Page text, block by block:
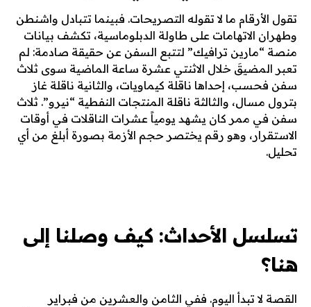
تقول الأرقام ما لا تقوله التصريحات. فبينما تتبادل واشنطن
وطهران الاتهامات على طاولة الدبلوماسية، تكشف بيانات
منصة “مارين ترافيك” لتتبع السفن عن حقيقة صادمة: لم
تعبر المضيقَ خلال الاثنتي عشرة ساعة الماضية سوى ثلاث
سفن فحسب، إحداها ناقلة كيماويات، والثانية ناقلة غاز
بترول مسال، والثالثة ناقلة المنتجات النفطية “نيرو”. ثلاث
سفن في ممر كان يشهد يومياً عشرات الناقلات في أوقات
الاستقرار، وهو رقم يختصر حجم الأزمة بصورة أبلغ من أي
تحليل.
تسلسل الأحداث: كيف وصلنا إلى
هنا؟
القصة لا تبدأ اليوم. ففي الثامن والعشرين من فبراير